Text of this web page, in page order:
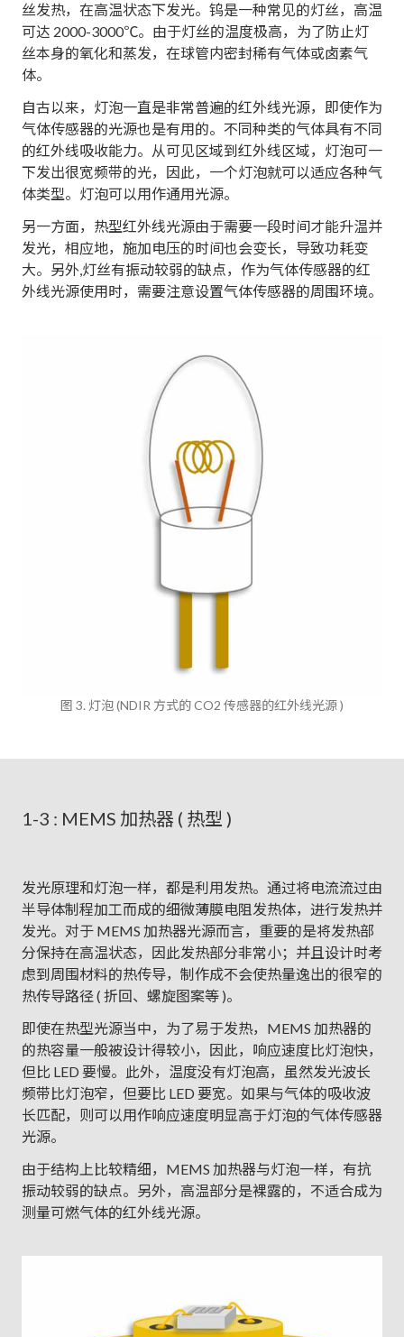
丝发热，在高温状态下发光。钨是一种常见的灯丝，高温
可达 2000-3000℃。由于灯丝的温度极高，为了防止灯
丝本身的氧化和蒸发，在球管内密封稀有气体或卤素气
体。
自古以来，灯泡一直是非常普遍的红外线光源，即使作为
气体传感器的光源也是有用的。不同种类的气体具有不同
的红外线吸收能力。从可见区域到红外线区域，灯泡可一
下发出很宽频带的光，因此，一个灯泡就可以适应各种气
体类型。灯泡可以用作通用光源。
另一方面，热型红外线光源由于需要一段时间才能升温并
发光，相应地，施加电压的时间也会变长，导致功耗变
大。另外,灯丝有振动较弱的缺点，作为气体传感器的红
外线光源使用时，需要注意设置气体传感器的周围环境。
图 3. 灯泡 (NDIR 方式的 CO2 传感器的红外线光源 )
1-3 : MEMS 加热器 ( 热型 )
发光原理和灯泡一样，都是利用发热。通过将电流流过由
半导体制程加工而成的细微薄膜电阻发热体，进行发热并
发光。对于 MEMS 加热器光源而言，重要的是将发热部
分保持在高温状态，因此发热部分非常小；并且设计时考
虑到周围材料的热传导，制作成不会使热量逸出的很窄的
热传导路径 ( 折回、螺旋图案等 )。
即使在热型光源当中，为了易于发热，MEMS 加热器的
的热容量一般被设计得较小，因此，响应速度比灯泡快，
但比 LED 要慢。此外，温度没有灯泡高，虽然发光波长
频带比灯泡窄，但要比 LED 要宽。如果与气体的吸收波
长匹配，则可以用作响应速度明显高于灯泡的气体传感器
光源。
由于结构上比较精细，MEMS 加热器与灯泡一样，有抗
振动较弱的缺点。另外，高温部分是裸露的，不适合成为
测量可燃气体的红外线光源。